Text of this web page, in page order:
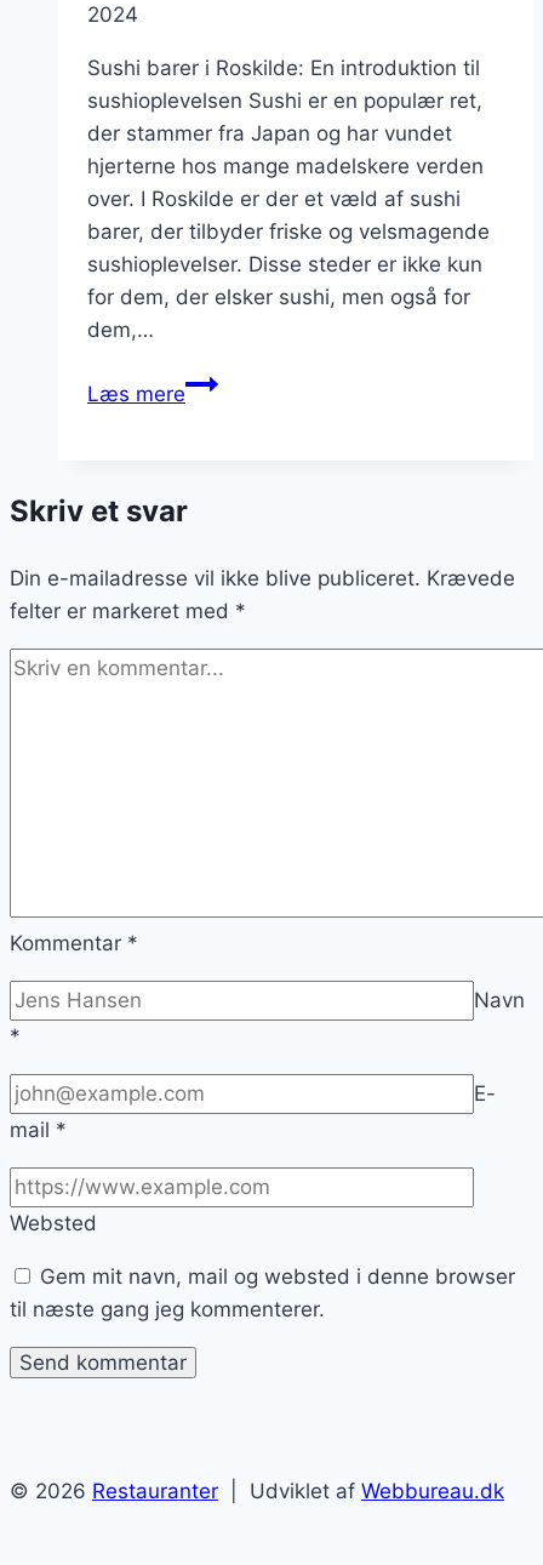
2024
Sushi barer i Roskilde: En introduktion til
sushioplevelsen Sushi er en populær ret,
der stammer fra Japan og har vundet
hjerterne hos mange madelskere verden
over. I Roskilde er der et væld af sushi
barer, der tilbyder friske og velsmagende
sushioplevelser. Disse steder er ikke kun
for dem, der elsker sushi, men også for
dem,…
Læs mereSushi
Frisk
til
alle
Skriv et svar
Din e-mailadresse vil ikke blive publiceret. Krævede
felter er markeret med *
Kommentar *
Navn
*
E-
mail *
Websted
Gem mit navn, mail og websted i denne browser
til næste gang jeg kommenterer.
© 2026 Restauranter | Udviklet af Webbureau.dk